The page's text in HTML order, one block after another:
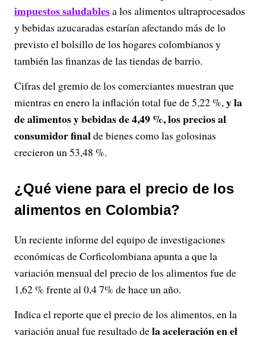
y
V
i
d
e
impuestos saludablesa los alimentos ultraprocesados
y bebidas azucaradas estarían afectando más de lo
previsto el bolsillo de los hogares colombianos y
también las finanzas de las tiendas de barrio.
Cifras del gremio de los comerciantes muestran que
mientras en enero la inflación total fue de 5,22 %,y la
de alimentos y bebidas de 4,49 %, los precios al
consumidor finalde bienes como las golosinas
crecieron un 53,48 %.
¿Qué viene para el precio de los
alimentos en Colombia?
Un reciente informe del equipo de investigaciones
económicas de Corficolombiana apunta a que la
variación mensual del precio de los alimentos fue de
1,62 % frente al 0,4 7% de hace un año.
Indica el reporte que el precio de los alimentos, en la
variación anual fue resultado dela aceleración en el